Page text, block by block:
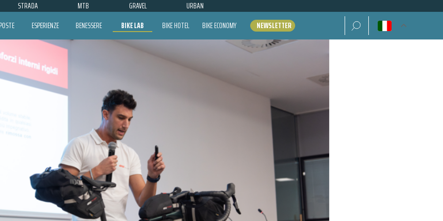
STRADA MTB GRAVEL URBAN
ESPERIENZE BENESSERE BIKE LAB BIKE HOTEL BIKE ECONOMY NEWSLETTER Ricerca per: